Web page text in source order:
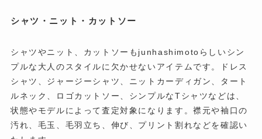
シャツ・ニット・カットソー
シャツやニット、カットソーもjunhashimotoらしいシン
プルな大人のスタイルに欠かせないアイテムです。ドレス
シャツ、ジャージーシャツ、ニットカーディガン、タート
ルネック、ロゴカットソー、シンプルなTシャツなどは、
状態やモデルによって査定対象になります。襟元や袖口の
汚れ、毛玉、毛羽立ち、伸び、プリント割れなどを確認い